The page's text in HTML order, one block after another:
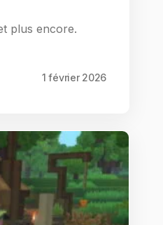
plus encore.
1 février 2026